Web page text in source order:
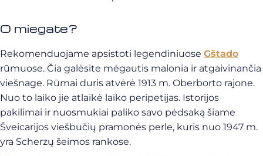
O miegate?
Rekomenduojame apsistoti legendiniuose Gštado
rūmuose. Čia galėsite mėgautis malonia ir atgaivinančia
viešnage. Rūmai duris atvėrė 1913 m. Oberborto rajone.
Nuo to laiko jie atlaikė laiko peripetijas. Istorijos
pakilimai ir nuosmukiai paliko savo pėdsaką šiame
Šveicarijos viešbučių pramonės perle, kuris nuo 1947 m.
yra Scherzų šeimos rankose.